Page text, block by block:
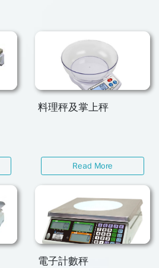
料理秤及掌上秤
Read More
電子計數秤